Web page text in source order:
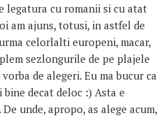
legatura cu romanii si cu atat
am ajuns, totusi, in astfel de
celorlalti europeni, macar,
sezlongurile de pe plajele
de alegeri. Eu ma bucur ca
bine decat deloc :) Asta e
unde, apropo, as alege acum,